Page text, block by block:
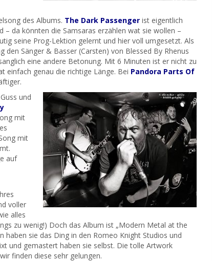
des Albums. The Dark Passenger ist eigentlich
– da könnten die Samsaras erzählen wat sie wollen –
seine Prog-Lektion gelernt und hier voll umgesetzt. Als
den Sänger & Basser (Carsten) von Blessed By Rhenus
eine andere Betonung. Mit 6 Minuten ist er nicht zu
einfach genau die richtige Länge. Bei Pandora Parts Of
und
mit
mit
auf
voller
alles
zu wenig!) Doch das Album ist „Modern Metal at the
haben sie das Ding in den Romeo Knight Studios und
und gemastert haben sie selbst. Die tolle Artwork
finden diese sehr gelungen.